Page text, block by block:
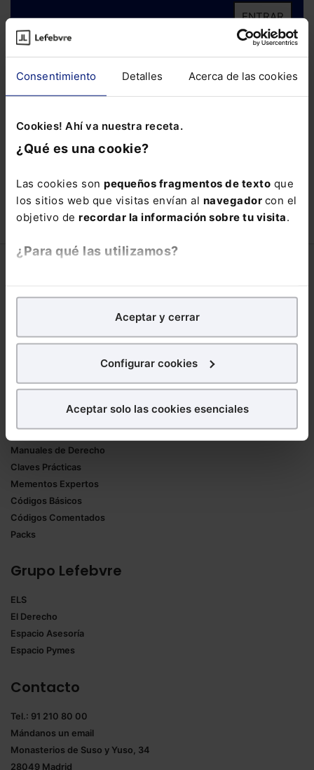
Consentimiento Detalles Acerca de las cookies
Cookies! Ahí va nuestra receta.
¿Qué es una cookie?
Las cookies son pequeños fragmentos de texto que
los sitios web que visitas envían al navegador con el
objetivo de recordar la información sobre tu visita.
¿Para qué las utilizamos?
analíticospara tratar demejorar tu experienciaen
nuestra página web. También con fines publicitarios,
para poder mostrarte publicidad y contenidos de tu
¿Qué puedes hacer?
experiencia en la web sea óptima
Puedesaceptar solo las esenciales
todas las cookies excepto aquellas imprescindibles.
También puedes
seleccionar solo aquellas que quieras permitir en tu
navegador. Si no seleccionas ninguna utilizaremos
las que sean indispensables para la navegación.
Saber más acerca de las cookies
Aceptar y cerrar
Configurar cookies
Aceptar solo las cookies esenciales
ENTRAR
¿Has olvidado tu contraseña?
Si todavía no te has suscrito, no pierdas
está oportunidad y adquiere tu acceso
con un25% de descuento
COMPRAR
Lefebvre
Trabaja con nosotros
Productos
Formularios Jurídicos
Manuales de Derecho
Claves Prácticas
Mementos Expertos
Códigos Básicos
Códigos Comentados
Packs
Grupo Lefebvre
ELS
El Derecho
Espacio Asesoría
Espacio Pymes
Contacto
Tel.: 91 210 80 00
Mándanos un email
Monasterios de Suso y Yuso, 34
28049 Madrid